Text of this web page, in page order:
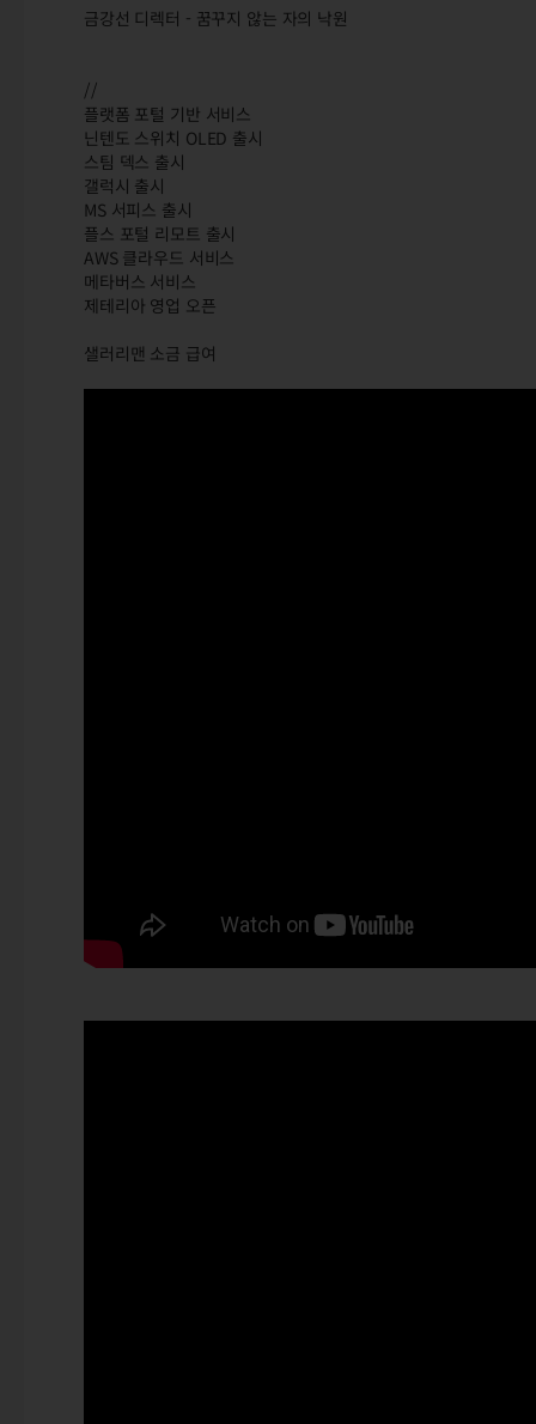
금강선 디렉터 - 꿈꾸지 않는 자의 낙원
//
플랫폼 포털 기반 서비스
닌텐도 스위치 OLED 출시
스팀 덱스 출시
갤럭시 출시
MS 서피스 출시
플스 포털 리모트 출시
AWS 클라우드 서비스
메타버스 서비스
제테리아 영업 오픈
샐러리맨 소금 급여